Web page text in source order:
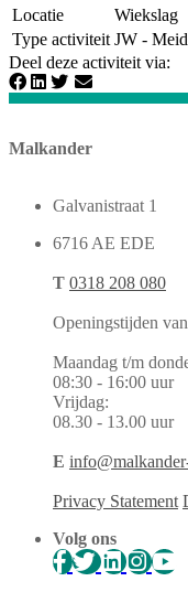
Locatie
Wiekslag
Type activiteit JW -
Deel deze activiteit via:
Malkander
Galvanistraat 1
6716 AE EDE
T 0318 208 080
Openingstijden
Maandag t/m
08:30 - 16:00 uur
Vrijdag:
08.30 - 13.00 uur
E
Privacy Statement
Volg ons